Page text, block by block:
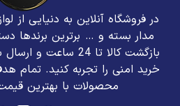
در فروشگاه آنلاین به دنیایی از
مدار بسته و … برترین برند‌ها
بازگشت کالا تا 24
خرید امنی را تجربه کنید. تمام
محصولات با بهترین